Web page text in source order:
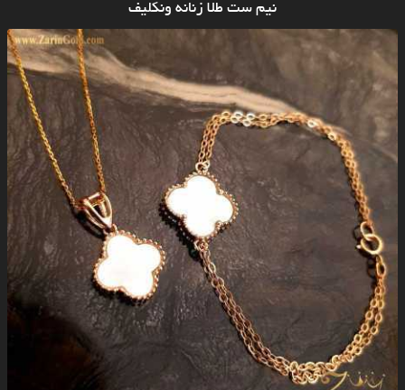
نیم ست طلا زنانه ونکلیف